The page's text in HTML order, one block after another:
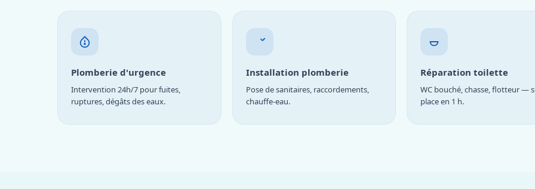
Plomberie d'urgence
Intervention 24h/7 pour fuites,
ruptures, dégâts des eaux.
Installation plomberie
Pose de sanitaires, raccordements,
chauffe-eau.
Réparation toilette
WC bouché, chasse, flotteur —
place en 1 h.